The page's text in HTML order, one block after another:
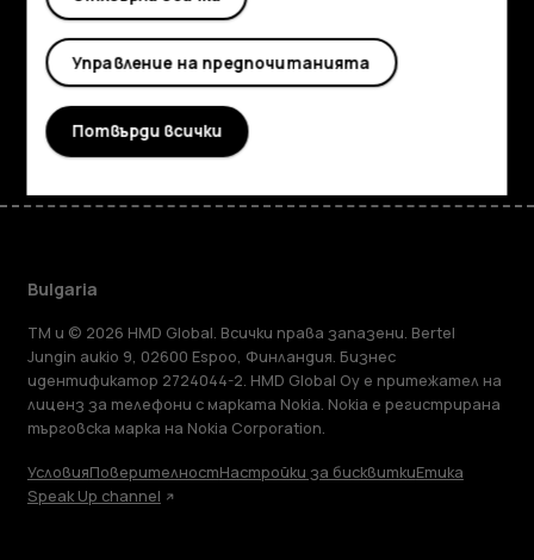
Planet and people
Поддръжка
FacebookInstagram
TiktokYoutube
Bulgaria
TM и © 2026 HMD Global. Всички права запазени. Bertel
Jungin aukio 9, 02600 Espoo, Финландия. Бизнес
идентификатор 2724044-2. HMD Global Oy е притежател на
лиценз за телефони с марката Nokia. Nokia е регистрирана
търговска марка на Nokia Corporation.
УсловияПоверителностНастройки за бисквиткиЕтика
Speak Up channel
Управление на предпочитанията
Потвърди всички